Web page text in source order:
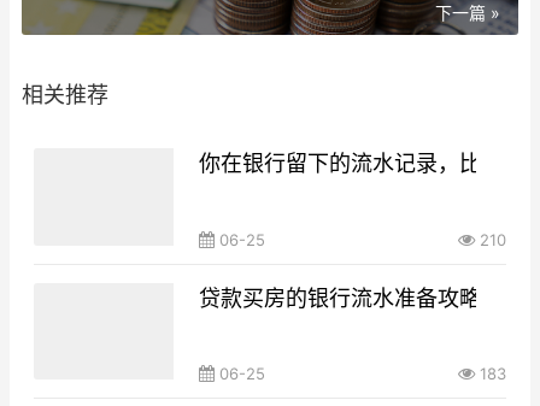
下一篇 »
相关推荐
你在银行留下的流水记录，比你想
06-25 210
贷款买房的银行流水准备攻略，你
06-25 183